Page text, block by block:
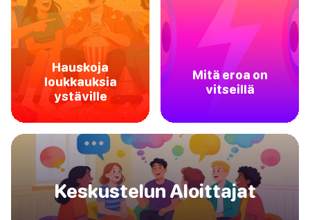
Hauskoja
loukkauksia
ystäville
Mitä eroa on
vitseillä
Keskustelun Aloittajat